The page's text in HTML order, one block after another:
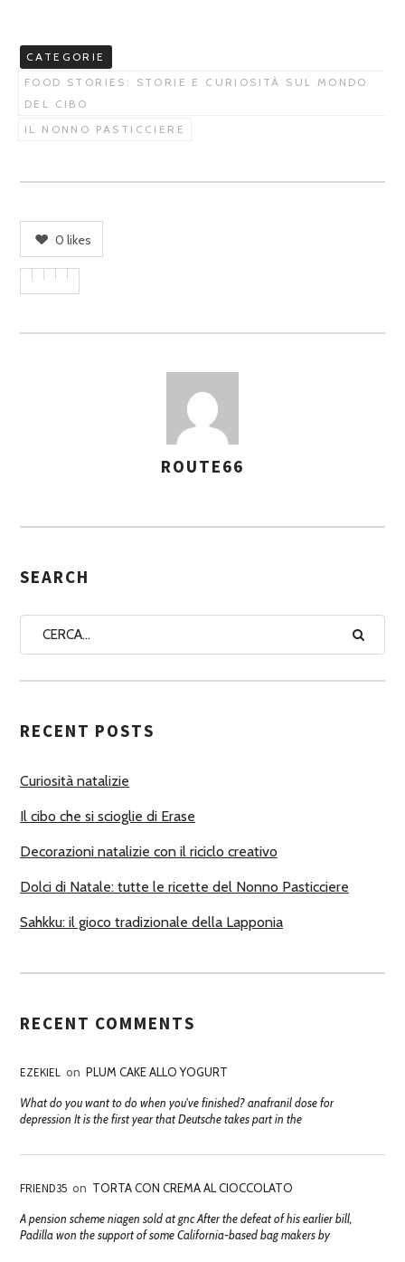
CATEGORIE
FOOD STORIES: STORIE E CURIOSITÀ SUL MONDO
DEL CIBO
IL NONNO PASTICCIERE
0 likes
S
G
A
U
O
I
ROUTE66
SEARCH
RECENT POSTS
Curiosità natalizie
Il cibo che si scioglie di Erase
Decorazioni natalizie con il riciclo creativo
Dolci di Natale: tutte le ricette del Nonno Pasticciere
Sahkku: il gioco tradizionale della Lapponia
RECENT COMMENTS
EZEKIEL on PLUM CAKE ALLO YOGURT
What do you want to do when you've finished? anafranil dose for
depression It is the first year that Deutsche takes part in the
FRIEND35 on TORTA CON CREMA AL CIOCCOLATO
A pension scheme niagen sold at gnc After the defeat of his earlier bill,
Padilla won the support of some California-based bag makers by